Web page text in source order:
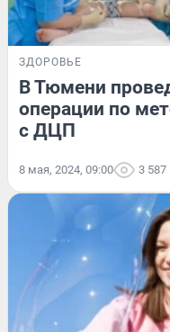
ЗДОРОВЬЕ
В Тюмени
операции по
с ДЦП
8 мая, 2024, 09:00 3 587